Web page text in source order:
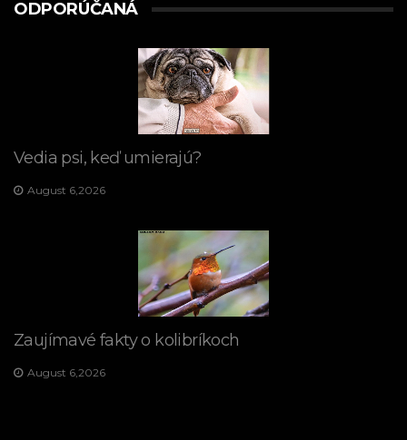
ODPORÚČANÁ
Vedia psi, keď umierajú?
August 6,2026
Zaujímavé fakty o kolibríkoch
August 6,2026